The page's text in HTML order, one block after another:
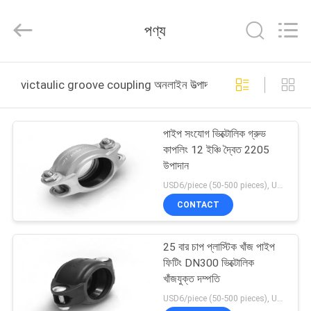
পণ্য
আমাদের
সম্পর্কে
কারখানা
Reserved.
পণ্য
victaulic groove coupling অনলাইন উত্পাদন
পাইপ সংযোগ ভিক্টোলিক গ্রুভ
কাপলিং 12 ইঞ্চি দ্বৈত 2205
উপাদান
USD6/piece (50-500 pieces), USD4/piece (>500 pieces) MOQ:50 টুকরা
CONTACT
25 বার চাপ প্লাস্টিক খাঁজ পাইপ
ফিটিং DN300 ভিক্টোলিক
খাঁজযুক্ত দম্পতি